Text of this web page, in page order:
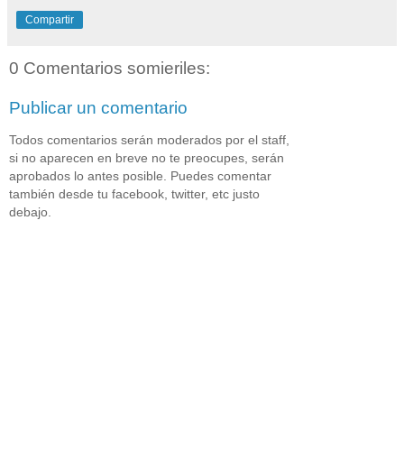
Compartir
0 Comentarios somieriles:
Publicar un comentario
Todos comentarios serán moderados por el staff,
si no aparecen en breve no te preocupes, serán
aprobados lo antes posible. Puedes comentar
también desde tu facebook, twitter, etc justo
debajo.